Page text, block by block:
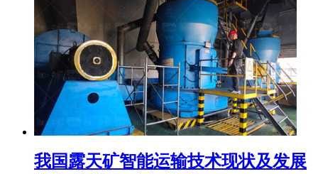
我国露天矿智能运输技术现状及发展